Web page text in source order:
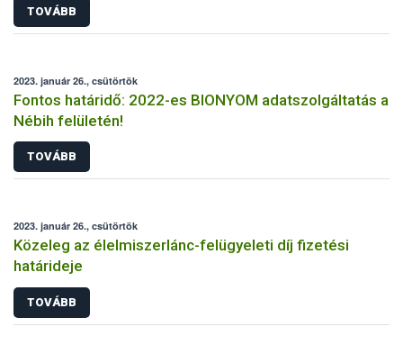
TOVÁBB
2023. január 26., csütörtök
Fontos határidő: 2022-es BIONYOM adatszolgáltatás a
Nébih felületén!
TOVÁBB
2023. január 26., csütörtök
Közeleg az élelmiszerlánc-felügyeleti díj fizetési
határideje
TOVÁBB